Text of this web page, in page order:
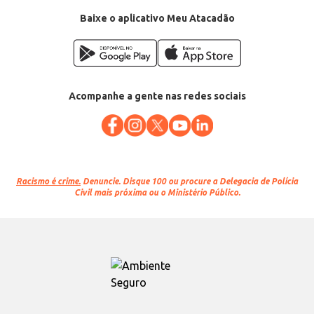
Baixe o aplicativo Meu Atacadão
Acompanhe a gente nas redes sociais
Racismo é crime. Denuncie. Disque 100 ou procure a Delegacia de Polícia
Civil mais próxima ou o Ministério Público.